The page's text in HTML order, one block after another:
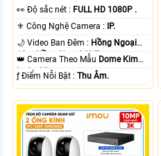
️👀 Độ sắc nét : FULL HD 1080P .
⚜️ Công Nghệ Camera : IP.
🌙 Video Ban Đêm : Hồng Ngoại
10m Hồng Ngoại SMD.
👑 Camera Theo Mẫu Dome Kim
loại + Nhựa.
️ƒ Điểm Nỗi Bật :Thu Âm.